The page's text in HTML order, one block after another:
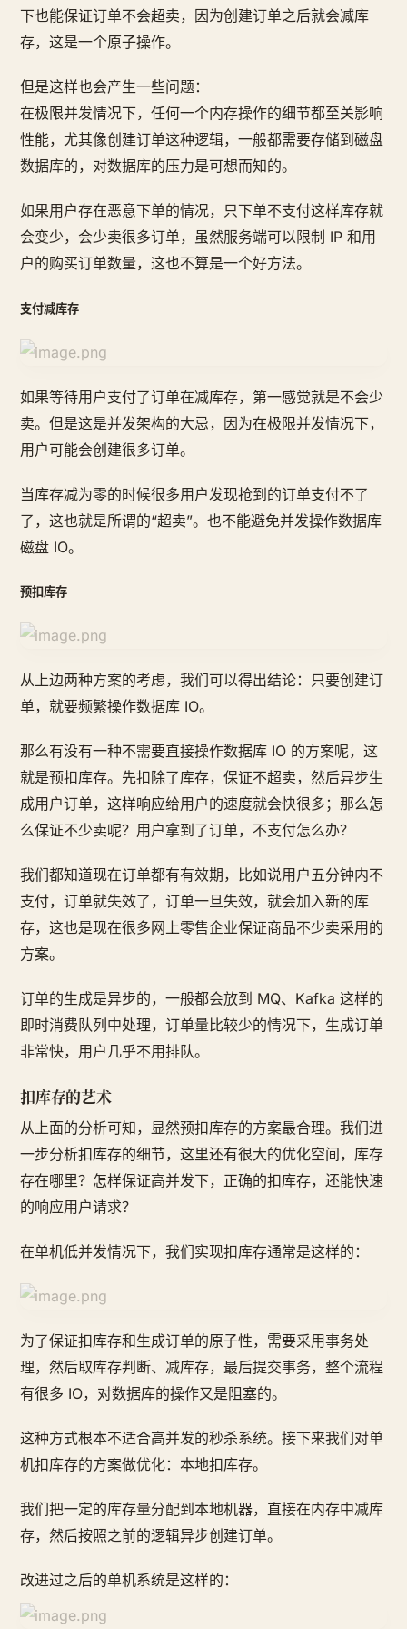
下也能保证订单不会超卖，因为创建订单之后就会减库
存，这是一个原子操作。
但是这样也会产生一些问题：
在极限并发情况下，任何一个内存操作的细节都至关影响
性能，尤其像创建订单这种逻辑，一般都需要存储到磁盘
数据库的，对数据库的压力是可想而知的。
如果用户存在恶意下单的情况，只下单不支付这样库存就
会变少，会少卖很多订单，虽然服务端可以限制 IP 和用
户的购买订单数量，这也不算是一个好方法。
支付减库存
如果等待用户支付了订单在减库存，第一感觉就是不会少
卖。但是这是并发架构的大忌，因为在极限并发情况下，
用户可能会创建很多订单。
当库存减为零的时候很多用户发现抢到的订单支付不了
了，这也就是所谓的“超卖”。也不能避免并发操作数据库
磁盘 IO。
预扣库存
从上边两种方案的考虑，我们可以得出结论：只要创建订
单，就要频繁操作数据库 IO。
那么有没有一种不需要直接操作数据库 IO 的方案呢，这
就是预扣库存。先扣除了库存，保证不超卖，然后异步生
成用户订单，这样响应给用户的速度就会快很多；那么怎
么保证不少卖呢？用户拿到了订单，不支付怎么办？
我们都知道现在订单都有有效期，比如说用户五分钟内不
支付，订单就失效了，订单一旦失效，就会加入新的库
存，这也是现在很多网上零售企业保证商品不少卖采用的
方案。
订单的生成是异步的，一般都会放到 MQ、Kafka 这样的
即时消费队列中处理，订单量比较少的情况下，生成订单
非常快，用户几乎不用排队。
扣库存的艺术
从上面的分析可知，显然预扣库存的方案最合理。我们进
一步分析扣库存的细节，这里还有很大的优化空间，库存
存在哪里？怎样保证高并发下，正确的扣库存，还能快速
的响应用户请求？
在单机低并发情况下，我们实现扣库存通常是这样的：
为了保证扣库存和生成订单的原子性，需要采用事务处
理，然后取库存判断、减库存，最后提交事务，整个流程
有很多 IO，对数据库的操作又是阻塞的。
这种方式根本不适合高并发的秒杀系统。接下来我们对单
机扣库存的方案做优化：本地扣库存。
我们把一定的库存量分配到本地机器，直接在内存中减库
存，然后按照之前的逻辑异步创建订单。
改进过之后的单机系统是这样的：